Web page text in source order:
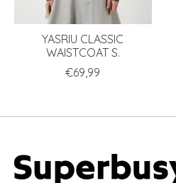
YASRIU CLASSIC
WAISTCOAT S.
€69,99